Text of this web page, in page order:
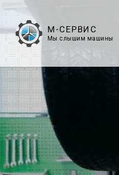
М-СЕРВИС
Мы слышим машины